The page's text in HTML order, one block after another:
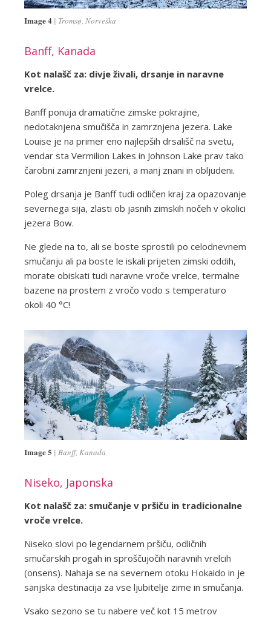
Image 4 Tromsø, Norveška
Banff, Kanada
Kot nalašč za: divje živali, drsanje in naravne
vrelce.
Banff ponuja dramatične zimske pokrajine,
nedotaknjena smučišča in zamrznjena jezera. Lake
Louise je na primer eno najlepših drsališč na svetu,
vendar sta Vermilion Lakes in Johnson Lake prav tako
čarobni zamrznjeni jezeri, a manj znani in obljudeni.
Poleg drsanja je Banff tudi odličen kraj za opazovanje
severnega sija, zlasti ob jasnih zimskih nočeh v okolici
jezera Bow.
Ne glede na to, ali se boste sprostili po celodnevnem
smučanju ali pa boste le iskali prijeten zimski oddih,
morate obiskati tudi naravne vroče vrelce, termalne
bazene na prostem z vročo vodo s temperaturo
okoli 40 °C!
Image 5 Banff, Kanada
Niseko, Japonska
Kot nalašč za: smučanje v pršiču in tradicionalne
vroče vrelce.
Niseko slovi po legendarnem pršiču, odličnih
smučarskih progah in sproščujočih naravnih vrelcih
(onsens). Nahaja se na severnem otoku Hokaido in je
sanjska destinacija za vse ljubitelje zime in smučanja.
Vsako sezono se tu nabere več kot 15 metrov